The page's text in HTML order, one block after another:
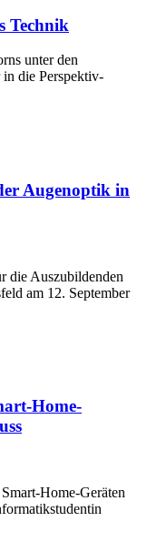
Technik
unter den
die Perspektiv-
Augenoptik in
die Auszubildenden
am 12. September
Home-
Home-Geräten